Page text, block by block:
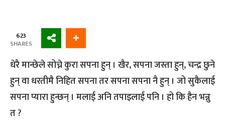
623
SHARES
धेरै मान्छेले सोच्ने कुरा सपना हुन् । खैर, सपना जस्ता हुन्, चन्द्र छुने
हुन् वा धरतीमै निहित सपना तर सपना सपना नै हुन् । जो सुकैलाई
सपना प्यारा हुन्छन् । मलाई अनि तपाइलाई पनि । हो कि हैन भन्नु
त ?